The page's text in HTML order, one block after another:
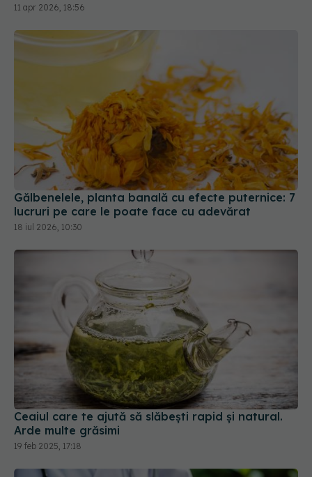
11 apr 2026, 18:56
Gălbenelele, planta banală cu efecte puternice: 7
lucruri pe care le poate face cu adevărat
18 iul 2026, 10:30
Ceaiul care te ajută să slăbești rapid și natural.
Arde multe grăsimi
19 feb 2025, 17:18